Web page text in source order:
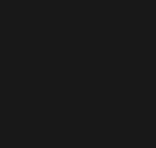
w wojsku